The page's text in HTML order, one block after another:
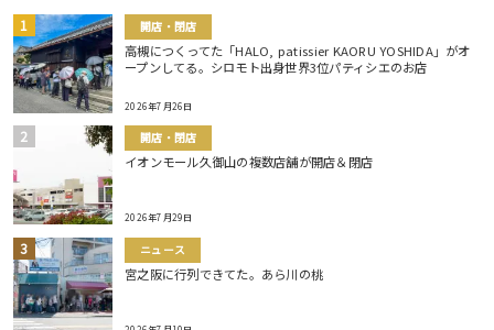
開店・閉店
高槻につくってた「HALO, patissier KAORU YOSHIDA」がオ
ープンしてる。シロモト出身世界3位パティシエのお店
2026年7月26日
開店・閉店
イオンモール久御山の複数店舗が開店＆閉店
2026年7月29日
ニュース
宮之阪に行列できてた。あら川の桃